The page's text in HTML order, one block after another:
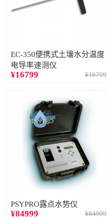
EC-350便携式土壤水分温度
电导率速测仪
¥16799 ¥16799
PSYPRO露点水势仪
¥84999 ¥84999